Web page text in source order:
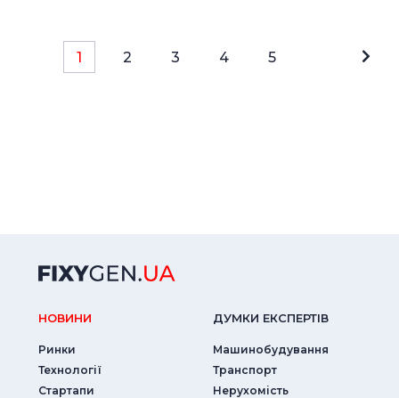
1 2 3 4 5
НОВИНИ
Ринки
Технології
Стартапи
ДУМКИ ЕКСПЕРТIВ
Машинобудування
Транспорт
Нерухомість